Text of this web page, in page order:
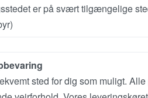
er på svært tilgængelige
sted for dig som muligt.